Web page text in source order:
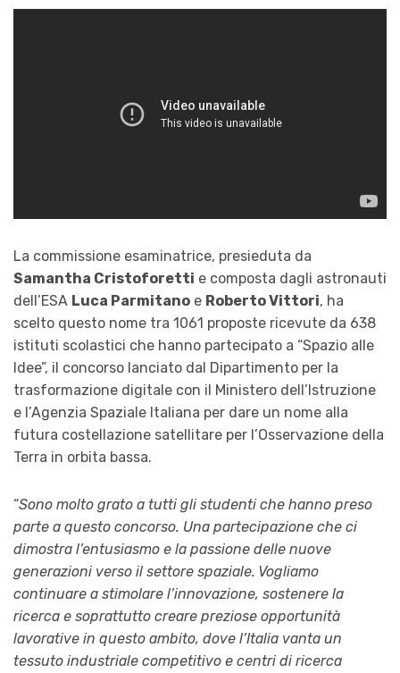
La commissione esaminatrice, presieduta da
Samantha Cristoforetti e composta dagli astronauti
dell’ESA Luca Parmitano e Roberto Vittori, ha
scelto questo nome tra 1061 proposte ricevute da 638
istituti scolastici che hanno partecipato a “Spazio alle
Idee”, il concorso lanciato dal Dipartimento per la
trasformazione digitale con il Ministero dell’Istruzione
e l’Agenzia Spaziale Italiana per dare un nome alla
futura costellazione satellitare per l’Osservazione della
Terra in orbita bassa.
“Sono molto grato a tutti gli studenti che hanno preso
parte a questo concorso. Una partecipazione che ci
dimostra l’entusiasmo e la passione delle nuove
generazioni verso il settore spaziale. Vogliamo
continuare a stimolare l’innovazione, sostenere la
ricerca e soprattutto creare preziose opportunità
lavorative in questo ambito, dove l’Italia vanta un
tessuto industriale competitivo e centri di ricerca